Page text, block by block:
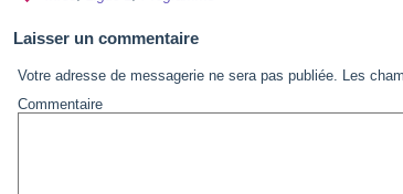
Laisser un commentaire
Votre adresse de messagerie ne sera pas publiée. Les
Commentaire